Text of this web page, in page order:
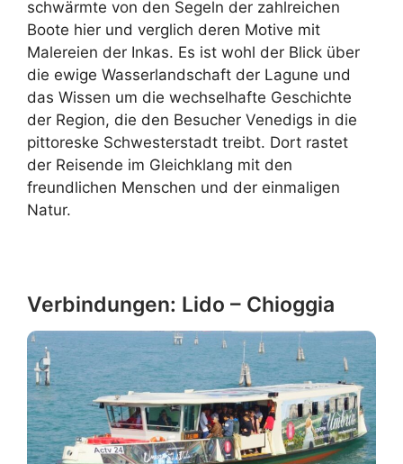
schwärmte von den Segeln der zahlreichen
Boote hier und verglich deren Motive mit
Malereien der Inkas. Es ist wohl der Blick über
die ewige Wasserlandschaft der Lagune und
das Wissen um die wechselhafte Geschichte
der Region, die den Besucher Venedigs in die
pittoreske Schwesterstadt treibt. Dort rastet
der Reisende im Gleichklang mit den
freundlichen Menschen und der einmaligen
Natur.
Verbindungen: Lido – Chioggia